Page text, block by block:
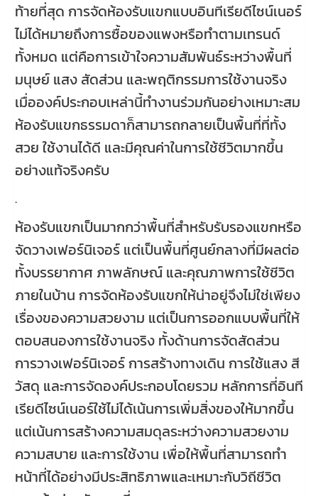
ท้ายที่สุด การจัดห้องรับแขกแบบอินทีเรียดีไซน์เนอร์
ไม่ได้หมายถึงการซื้อของแพงหรือทำตามเทรนด์
ทั้งหมด แต่คือการเข้าใจความสัมพันธ์ระหว่างพื้นที่
มนุษย์ แสง สัดส่วน และพฤติกรรมการใช้งานจริง
เมื่อองค์ประกอบเหล่านี้ทำงานร่วมกันอย่างเหมาะสม
ห้องรับแขกธรรมดาก็สามารถกลายเป็นพื้นที่ที่ทั้ง
สวย ใช้งานได้ดี และมีคุณค่าในการใช้ชีวิตมากขึ้น
อย่างแท้จริงครับ
.
ห้องรับแขกเป็นมากกว่าพื้นที่สำหรับรับรองแขกหรือ
จัดวางเฟอร์นิเจอร์ แต่เป็นพื้นที่ศูนย์กลางที่มีผลต่อ
ทั้งบรรยากาศ ภาพลักษณ์ และคุณภาพการใช้ชีวิต
ภายในบ้าน การจัดห้องรับแขกให้น่าอยู่จึงไม่ใช่เพียง
เรื่องของความสวยงาม แต่เป็นการออกแบบพื้นที่ให้
ตอบสนองการใช้งานจริง ทั้งด้านการจัดสัดส่วน
การวางเฟอร์นิเจอร์ การสร้างทางเดิน การใช้แสง สี
วัสดุ และการจัดองค์ประกอบโดยรวม หลักการที่อินที
เรียดีไซน์เนอร์ใช้ไม่ได้เน้นการเพิ่มสิ่งของให้มากขึ้น
แต่เน้นการสร้างความสมดุลระหว่างความสวยงาม
ความสบาย และการใช้งาน เพื่อให้พื้นที่สามารถทำ
หน้าที่ได้อย่างมีประสิทธิภาพและเหมาะกับวิถีชีวิต